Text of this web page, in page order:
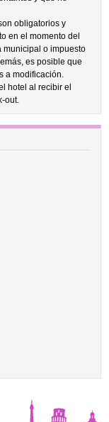
obligatorios y
en el momento del
municipal o impuesto
es posible que
a modificación.
hotel al recibir el
out.